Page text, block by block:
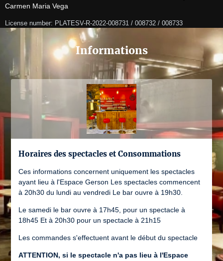
Carmen Maria Vega
License number: PLATESV-R-2022-008731 / 008732 / 008733
Informations
Horaires des spectacles et Consommations
Ces informations concernent uniquement les spectacles
ayant lieu à l'Espace Gerson Les spectacles commencent
à 20h30 du lundi au vendredi Le bar ouvre à 19h30.
Le samedi le bar ouvre à 17h45, pour un spectacle à
18h45 Et à 20h30 pour un spectacle à 21h15
Les commandes s'effectuent avant le début du spectacle
ATTENTION, si le spectacle n'a pas lieu à l'Espace